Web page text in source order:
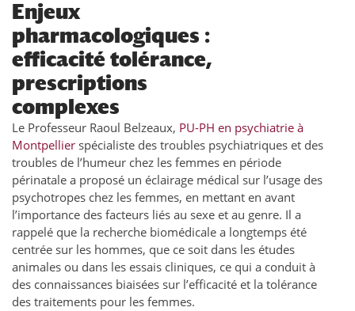
Enjeux
pharmacologiques :
efficacité tolérance,
prescriptions
complexes
Le Professeur Raoul Belzeaux, PU-PH en psychiatrie à
Montpellier spécialiste des troubles psychiatriques et des
troubles de l’humeur chez les femmes en période
périnatale a proposé un éclairage médical sur l’usage des
psychotropes chez les femmes, en mettant en avant
l’importance des facteurs liés au sexe et au genre. Il a
rappelé que la recherche biomédicale a longtemps été
centrée sur les hommes, que ce soit dans les études
animales ou dans les essais cliniques, ce qui a conduit à
des connaissances biaisées sur l’efficacité et la tolérance
des traitements pour les femmes.